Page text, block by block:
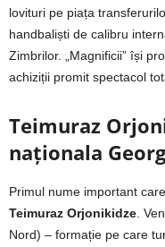
lovituri pe piața
handbaliști de calibru
Zimbrilor. „Magnificii” își
achiziții promit spectacol
Teimuraz
naționala
Primul nume important
Teimuraz Orjonikidze.
Nord) – formație pe care